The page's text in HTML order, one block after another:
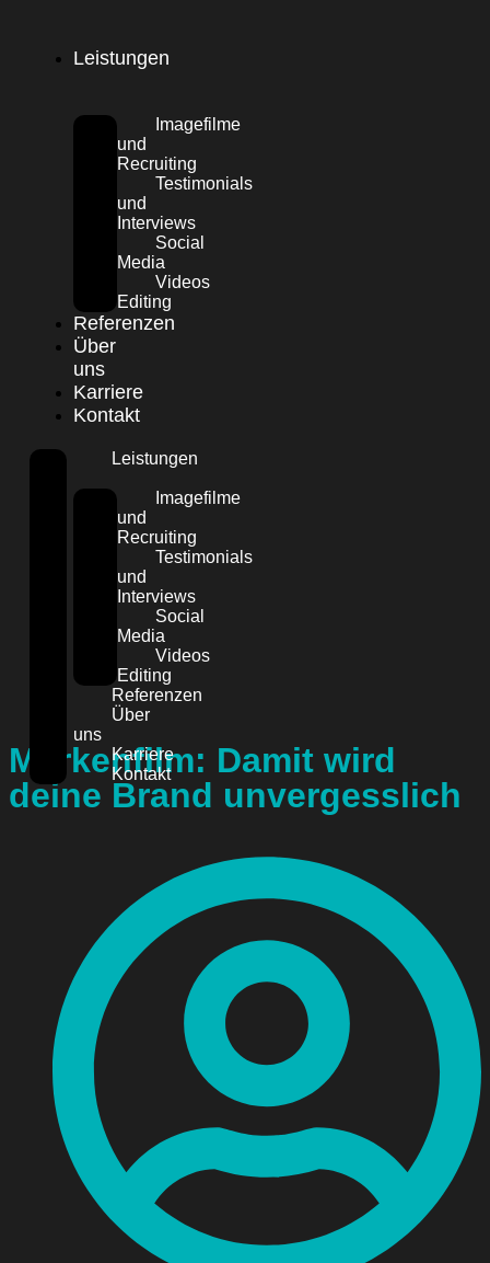
Leistungen
Imagefilme
und
Recruiting
Testimonials
und
Interviews
Social
Media
Videos
Editing
Referenzen
Über
uns
Karriere
Kontakt
Leistungen
Imagefilme
und
Recruiting
Testimonials
und
Interviews
Social
Media
Videos
Editing
Referenzen
Über
uns
Karriere
Kontakt
Markenfilm: Damit wird
deine Brand unvergesslich